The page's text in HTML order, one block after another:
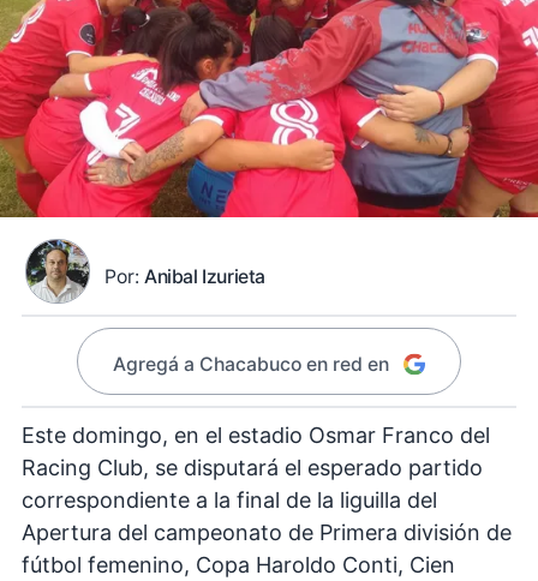
Por: Anibal Izurieta
Agregá a Chacabuco en red en
Este domingo, en el estadio Osmar Franco del
Racing Club, se disputará el esperado partido
correspondiente a la final de la liguilla del
Apertura del campeonato de Primera división de
fútbol femenino, Copa Haroldo Conti, Cien